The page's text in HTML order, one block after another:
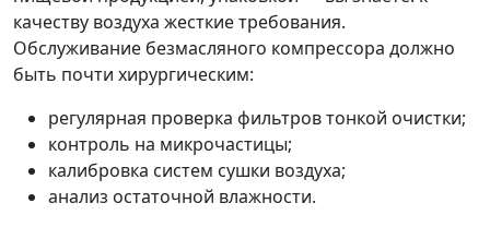
качеству воздуха жесткие требования.
Обслуживание безмасляного компрессора должно
быть почти хирургическим:
регулярная проверка фильтров тонкой очистки;
контроль на микрочастицы;
калибровка систем сушки воздуха;
анализ остаточной влажности.